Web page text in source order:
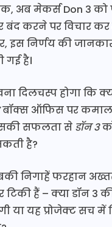
अब मेकर्स Don 3 को
बंद करने पर विचार कर
इस निर्णय की
गई है।
दिलचस्प होगा कि
बॉक्स ऑफिस पर कमाल
सफलता से डॉन 3
है?
निगाहें फरहान
टिकी हैं – क्या डॉन 3
या यह प्रोजेक्ट सच में